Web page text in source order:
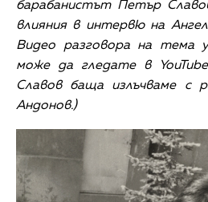
барабанистът Петър
влияния в интервю на
Видео разговора на тема
може да гледате в
Славов баща излъчваме с
Андонов.)